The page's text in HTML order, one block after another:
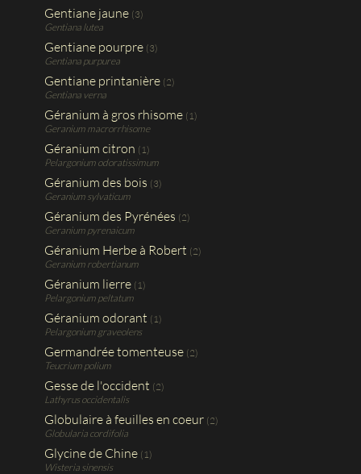
Gentiane jaune (3)
Gentiana lutea
Gentiane pourpre (3)
Gentiana purpurea
Gentiane printanière (2)
Gentiana verna
Géranium à gros rhisome (1)
Geranium macrorrhisome
Géranium citron (1)
Pelargonium odoratissimum
Géranium des bois (3)
Geranium sylvaticum
Géranium des Pyrénées (2)
Geranium pyrenaicum
Géranium Herbe à Robert (2)
Geranium robertianum
Géranium lierre (1)
Pelargonium peltatum
Géranium odorant (1)
Pelargonium graveolens
Germandrée tomenteuse (2)
Teucrium polium
Gesse de l'occident (2)
Lathyrus occidentalis
Globulaire à feuilles en coeur (2)
Globularia cordifolia
Glycine de Chine (1)
Wisteria sinensis